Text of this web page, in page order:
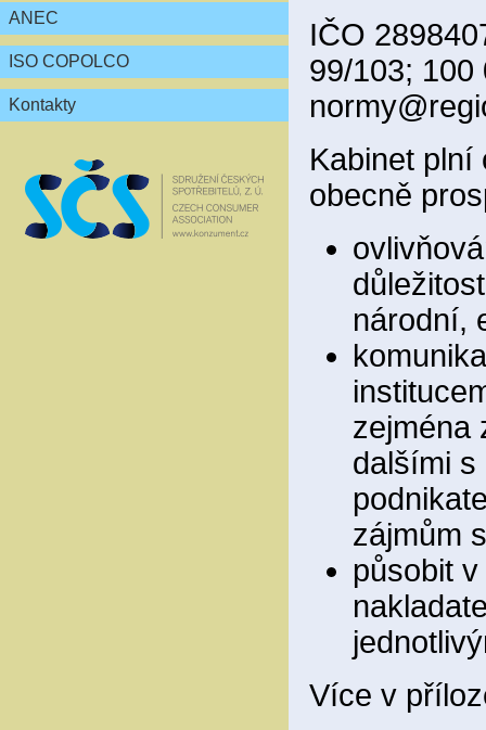
ANEC
ISO COPOLCO
Kontakty
IČO
99/103; 100
Kabinet plní
obecně
národní,
zejména
dalšími s
zájmům
působit
Více v